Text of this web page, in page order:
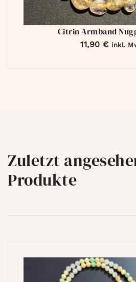
Citrin Armband
11,90 € inkl.
Zuletzt
Produkte